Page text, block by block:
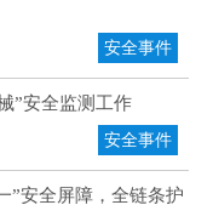
安全事件
”安全监测工作
安全事件
”安全屏障，全链条护